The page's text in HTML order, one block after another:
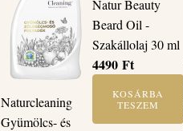
Naturcleaning
Gyümölcs- és
Natur Beauty
Beard Oil -
Szakállolaj 30 ml
4490Ft
KOSÁRBA
TESZEM